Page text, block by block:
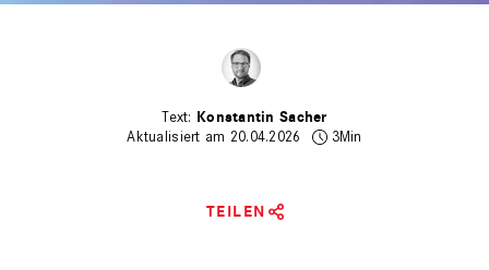
Konstantin Sacher
Aktualisiert am 20.04.2026
3Min
TEILEN